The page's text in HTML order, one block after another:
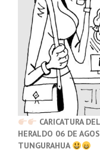
CARICATURA
HERALDO 06 DE
TUNGURAHUA